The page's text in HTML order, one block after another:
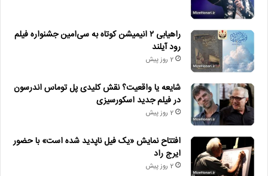
راهیابی ۲ انیمیشن کوتاه به سی‌امین جشنواره فیلم
رود آیلند
2 روز پیش
شایعه یا واقعیت؟ نقش کلیدی پل توماس اندرسون
در فیلم جدید اسکورسیزی
2 روز پیش
افتتاح نمایش «یک فیل ناپدید شده است» با حضور
ایرج راد
2 روز پیش